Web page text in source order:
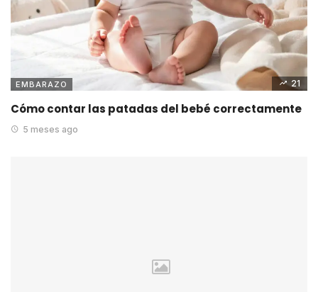
EMBARAZO 21
Cómo contar las patadas del bebé correctamente
5 meses ago